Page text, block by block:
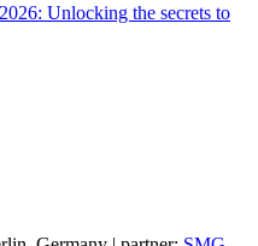
Unlocking the secrets to